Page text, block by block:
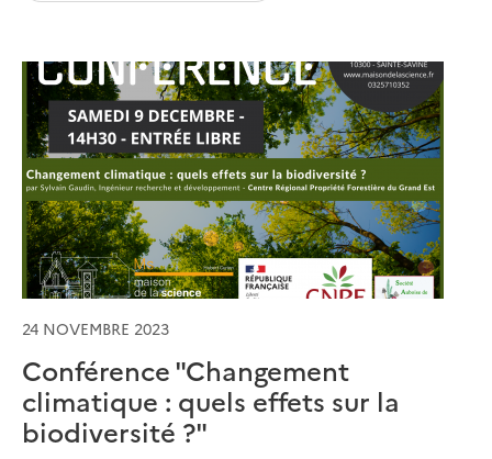
24 NOVEMBRE 2023
Conférence "Changement
climatique : quels effets sur la
biodiversité ?"